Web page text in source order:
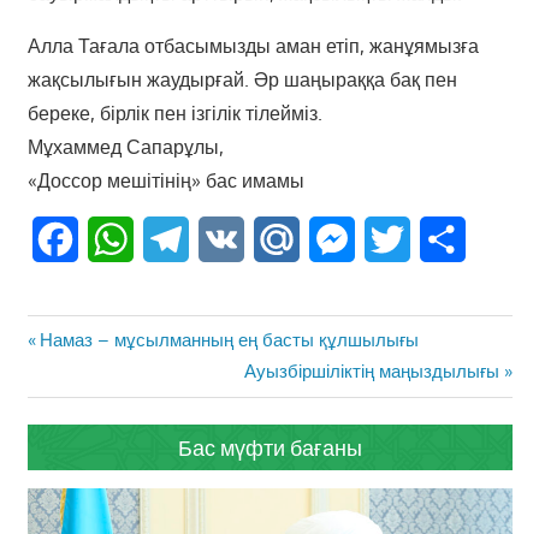
Алла Тағала отбасымызды аман етіп, жанұямызға
жақсылығын жаудырғай. Әр шаңыраққа бақ пен
береке, бірлік пен ізгілік тілейміз.
Мұхаммед Сапарұлы,
«Доссор мешітінің» бас имамы
FacebookWhatsAppTelegram
VK Mail.Ru Messenger
Twitter
Жазба
Previous
Намаз – мұсылманның ең басты құлшылығы
Next
Post:
Ауызбіршіліктің маңыздылығы
Бас мүфти бағаны